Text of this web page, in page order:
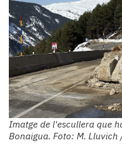
Imatge de l'escullera que
Bonaigua. Foto: M. Lluvich